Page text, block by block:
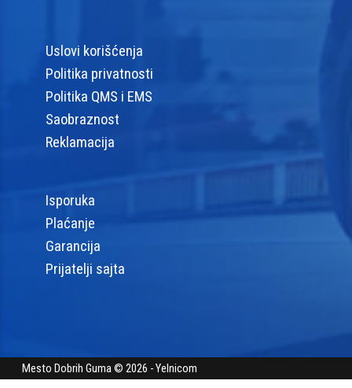
Uslovi korišćenja
Politika privatnosti
Politika QMS i EMS
Saobraznost
Reklamacija
Isporuka
Plaćanje
Garancija
Prijatelji sajta
Mesto Dobrih Guma © 2026 - Yelnicom